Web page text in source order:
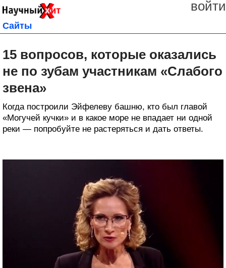
войти
Сайты
15 вопросов, которые оказались
не по зубам участникам «Слабого
звена»
Когда построили Эйфелеву башню, кто был главой
«Могучей кучки» и в какое море не впадает ни одной
реки — попробуйте не растеряться и дать ответы.